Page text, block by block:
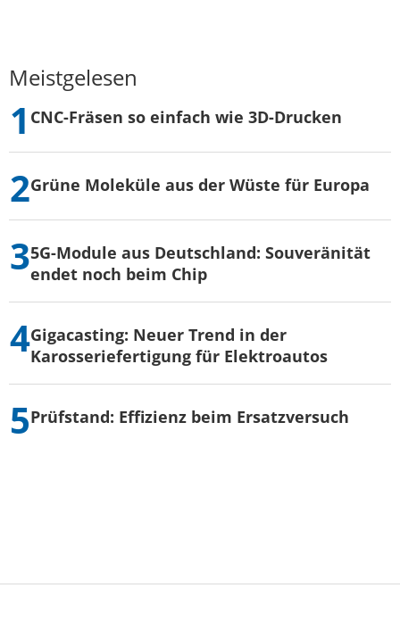
Meistgelesen
CNC-Fräsen so einfach wie 3D-Drucken
Grüne Moleküle aus der Wüste für Europa
5G-Module aus Deutschland: Souveränität
endet noch beim Chip
Gigacasting: Neuer Trend in der
Karosseriefertigung für Elektroautos
Prüfstand: Effizienz beim Ersatzversuch